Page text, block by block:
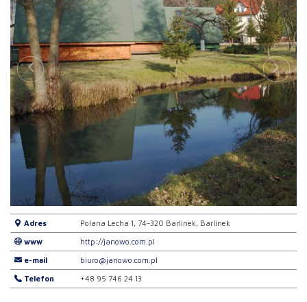
Adres Polana Lecha 1, 74-320 Barlinek, Barlinek
www http://janowo.com.pl
e-mail biuro@janowo.com.pl
Telefon +48 95 746 24 13